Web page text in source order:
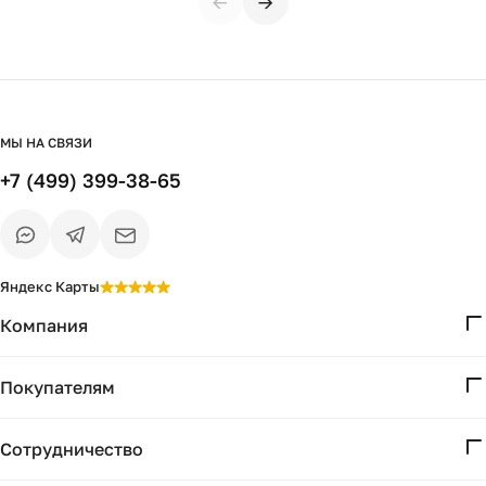
Компания
Проекты
Покупателям
Доставка и оплата
Сотрудничество
МЫ НА СВЯЗИ
+7 (499) 399-38-65
Яндекс Карты